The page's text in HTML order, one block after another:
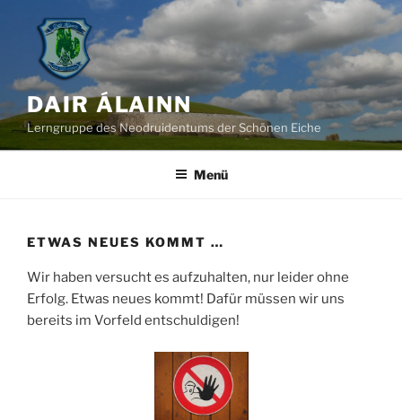
springen
DAIR ÁLAINN
Lerngruppe des Neodruidentums der Schönen Eiche
Menü
ETWAS NEUES KOMMT …
Wir haben versucht es aufzuhalten, nur leider ohne
Erfolg. Etwas neues kommt! Dafür müssen wir uns
bereits im Vorfeld entschuldigen!